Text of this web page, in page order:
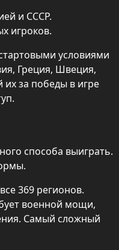
и СССР.
игроков.
условиями
Греция, Швеция,
за победы в игре
способа выиграть.
369 регионов.
военной мощи,
Самый сложный